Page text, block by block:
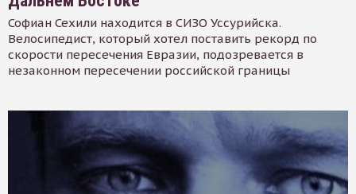
Софиан Сехили находится в СИЗО Уссурийска.
Велосипедист, который хотел поставить рекорд по
скорости пересечения Евразии, подозревается в
незаконном пересечении российской границы